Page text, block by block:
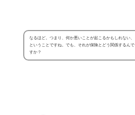
なるほど。つまり、何か悪いことが起こるかもしれない、
ということですね。でも、それが保険とどう関係するんで
すか？